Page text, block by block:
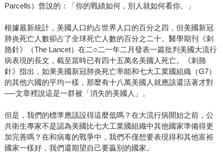
Parcells）曾說的：「你的戰績如何，別人就如何看你。」
根據最新統計，美國人口約占世界人口的百分之四，但美國新冠
肺炎死亡人數卻占了全球死亡人數的百分之二十。醫學期刊《刺
胳針》（The Lancet）在二○二一年二月發表一篇批判美國大流行
病表現的長文，截至當時已有四十五萬名美國人死亡。《刺胳
針》指出，如果美國新冠肺炎死亡率能和七大工業國組織（G7）
的其他六國的平均一樣，那麼有十八萬美國人就應該還活著才對
──文章裡說這是一群被「消失的美國人」。
但是，我們的標準應該設得這麼低嗎？在大流行病開始之前，公
共衛生專家不是認為美國比七大工業國組織中其他國家準備得更
加完善嗎？在和病毒的戰爭中，我們不僅想要表現得和其他富裕
國家一樣好，我們還期望自己要贏別的國家。